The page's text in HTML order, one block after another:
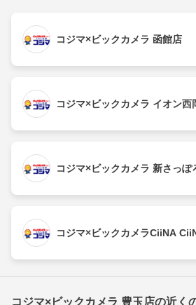
コジマ×ビックカメラ 函館店
コジマ×ビックカメラ イオン西
コジマ×ビックカメラ 新さっぽ
コジマ×ビックカメラCiiNA
コジマ×ビックカメラ 豊玉店の近く